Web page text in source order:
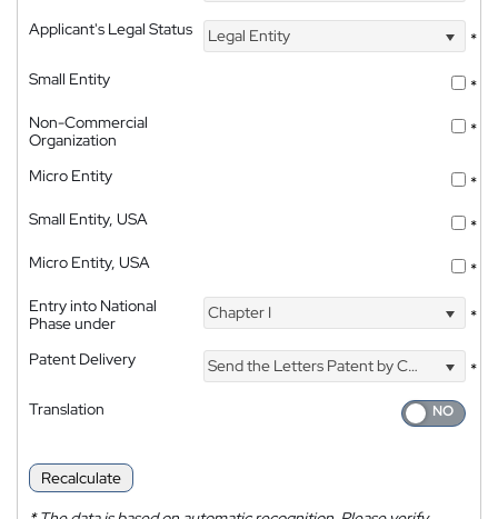
Applicant's Legal Status
Legal Entity
*
Small Entity
*
Non-Commercial
Organization
*
Micro Entity
*
Small Entity, USA
*
Micro Entity, USA
*
Entry into National
Phase under
Chapter I *
Patent Delivery Send the Letters Patent by Courier
*
Translation
Recalculate